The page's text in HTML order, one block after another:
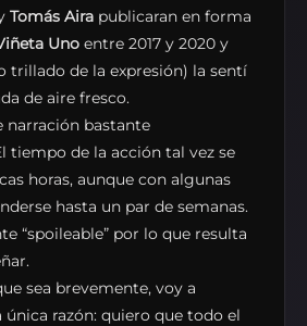
Tomás Aira publicaran en forma
Uno entre 2017 y 2020 y
trillado de la expresión) la sentí
de aire fresco.
narración bastante
tiempo de la acción tal vez se
horas, aunque con algunas
hasta un par de semanas.
“spoileable” por lo que resulta
sea brevemente, voy a
razón: quiero que todo el